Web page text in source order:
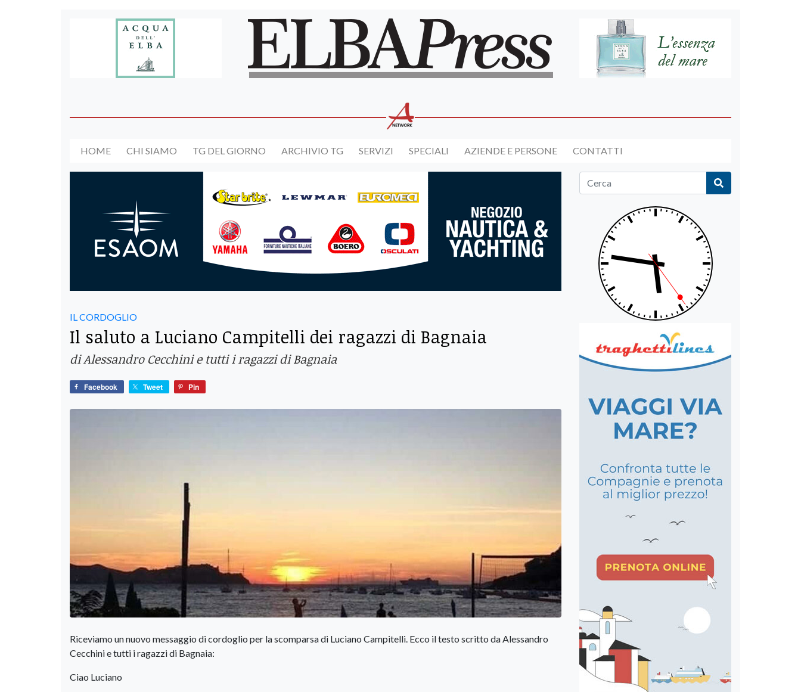
HOME CHI SIAMO TG DEL GIORNO ARCHIVIO TG SERVIZI SPECIALI AZIENDE E PERSONE CONTATTI
IL CORDOGLIO
Il saluto a Luciano Campitelli dei ragazzi di Bagnaia
di Alessandro Cecchini e tutti i ragazzi di Bagnaia
Facebook Tweet Pin
Riceviamo un nuovo messaggio di cordoglio per la scomparsa di Luciano Campitelli. Ecco il testo scritto da Alessandro
Cecchini e tutti i ragazzi di Bagnaia:
Ciao Luciano